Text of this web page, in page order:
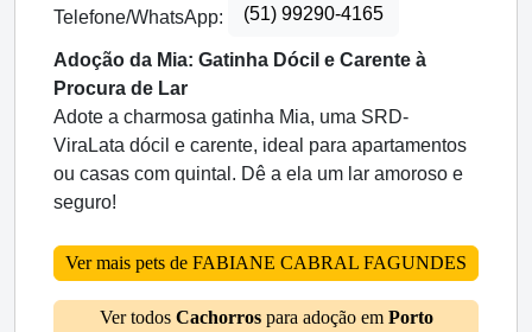
Telefone/WhatsApp: (51) 99290-4165
Adoção da Mia: Gatinha Dócil e Carente à
Procura de Lar
Adote a charmosa gatinha Mia, uma SRD-
ViraLata dócil e carente, ideal para apartamentos
ou casas com quintal. Dê a ela um lar amoroso e
seguro!
Ver mais pets de FABIANE CABRAL FAGUNDES
Ver todos Cachorrospara adoção em Porto